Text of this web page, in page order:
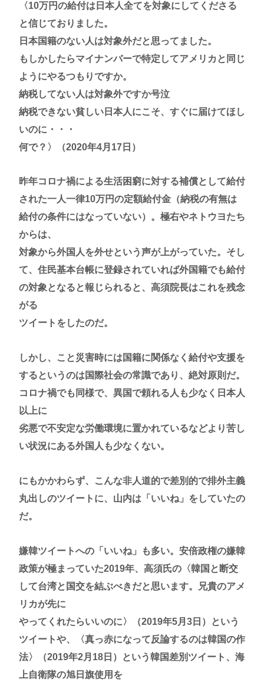
〈10万円の給付は日本人全てを対象にしてくださる
と信じておりました。
日本国籍のない人は対象外だと思ってました。
もしかしたらマイナンバーで特定してアメリカと同じ
ようにやるつもりですか。
納税してない人は対象外ですか号泣
納税できない貧しい日本人にこそ、すぐに届けてほし
いのに・・・
何で？〉（2020年4月17日）
昨年コロナ禍による生活困窮に対する補償として給付
された一人一律10万円の定額給付金（納税の有無は
給付の条件にはなっていない）。極右やネトウヨたち
からは、
対象から外国人を外せという声が上がっていた。そし
て、住民基本台帳に登録されていれば外国籍でも給付
の対象となると報じられると、高須院長はこれを残念
がる
ツイートをしたのだ。
しかし、こと災害時には国籍に関係なく給付や支援を
するというのは国際社会の常識であり、絶対原則だ。
コロナ禍でも同様で、異国で頼れる人も少なく日本人
以上に
劣悪で不安定な労働環境に置かれているなどより苦し
い状況にある外国人も少なくない。
にもかかわらず、こんな非人道的で差別的で排外主義
丸出しのツイートに、山内は「いいね」をしていたの
だ。
嫌韓ツイートへの「いいね」も多い。安倍政権の嫌韓
政策が極まっていた2019年、高須氏の〈韓国と断交
して台湾と国交を結ぶべきだと思います。兄貴のアメ
リカが先に
やってくれたらいいのに〉（2019年5月3日）という
ツイートや、〈真っ赤になって反論するのは韓国の作
法〉（2019年2月18日）という韓国差別ツイート、海
上自衛隊の旭日旗使用を